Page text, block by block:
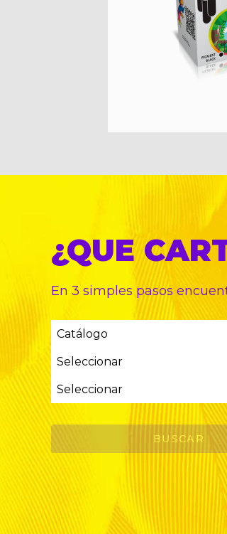
¿QUE
En 3 simples pasos